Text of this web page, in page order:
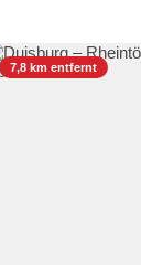
7,8 km entfernt